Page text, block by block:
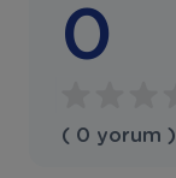
0
( 0 yorum )